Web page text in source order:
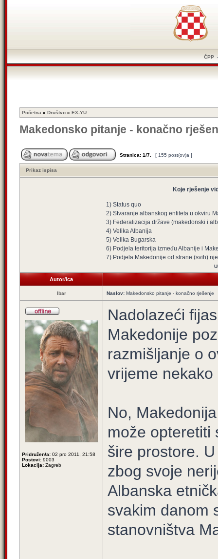
ČPP
Početna » Društvo » EX-YU
Makedonsko pitanje - konačno
Stranica: 1/7 [ 155 post(ov)a ]
Prikaz ispisa
Koje rješenje
1) Status quo
2) Stvaranje albanskog entiteta u okviru
3) Federalizacija države (makedonski i
4) Velika Albanija
5) Velika Bugarska
6) Podjela teritorija između Albanije i
7) Podjela Makedonije od strane (svih)
Autor/ica
Ibar Naslov: Makedonsko pitanje - konačno rješenje
Pridružen/a: 02 pro 2011, 21:58
Postovi: 9003
Lokacija: Zagreb
Nadolazeći
Makedonije
razmišljanje o
vrijeme
No,
može opteretiti
šire prostore.
zbog svoje
Albanska
svakim danom
stanovništva